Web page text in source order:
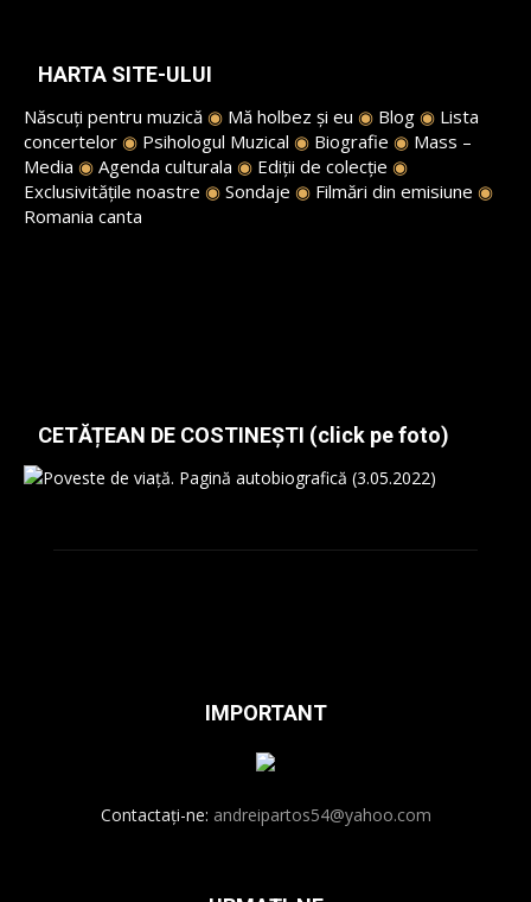
HARTA SITE-ULUI
Născuți pentru muzică ◉ Mă holbez și eu ◉ Blog ◉ Lista
concertelor ◉ Psihologul Muzical ◉ Biografie ◉ Mass –
Media ◉ Agenda culturala ◉ Ediții de colecție ◉
Exclusivitățile noastre ◉ Sondaje ◉ Filmări din emisiune ◉
Romania canta
CETĂȚEAN DE COSTINEȘTI (click pe foto)
IMPORTANT
Contactați-ne: andreipartos54@yahoo.com